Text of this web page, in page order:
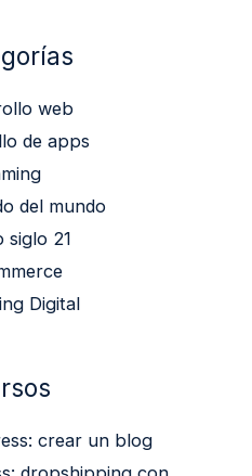
web
de apps
del mundo
siglo 21
Digital
crear un blog